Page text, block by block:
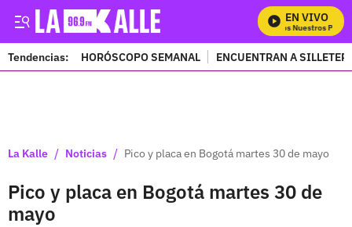
EN VIVO
Mira Todos Nuestros
Tendencias: HORÓSCOPO SEMANAL ENCUENTRAN A
La Kalle / Noticias / Pico y placa en Bogotá martes 30 de mayo
Pico y placa en Bogotá martes 30 de
mayo